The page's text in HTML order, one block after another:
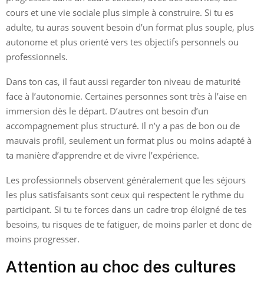
cours et une vie sociale plus simple à construire. Si tu es
adulte, tu auras souvent besoin d’un format plus souple, plus
autonome et plus orienté vers tes objectifs personnels ou
professionnels.
Dans ton cas, il faut aussi regarder ton niveau de maturité
face à l’autonomie. Certaines personnes sont très à l’aise en
immersion dès le départ. D’autres ont besoin d’un
accompagnement plus structuré. Il n’y a pas de bon ou de
mauvais profil, seulement un format plus ou moins adapté à
ta manière d’apprendre et de vivre l’expérience.
Les professionnels observent généralement que les séjours
les plus satisfaisants sont ceux qui respectent le rythme du
participant. Si tu te forces dans un cadre trop éloigné de tes
besoins, tu risques de te fatiguer, de moins parler et donc de
moins progresser.
Attention au choc des cultures